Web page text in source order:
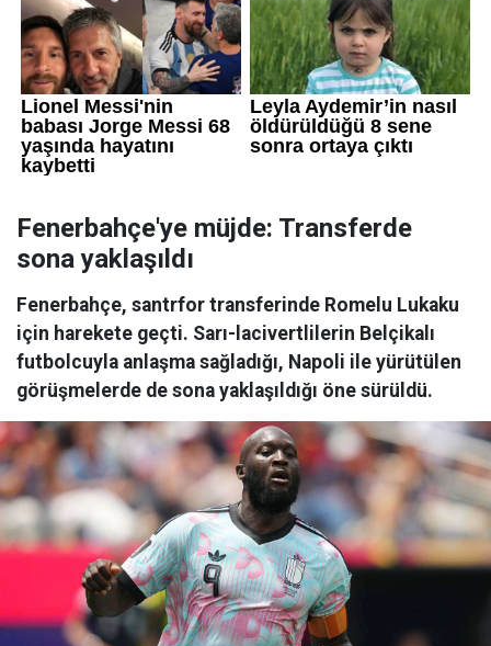
Fenerbahçe'ye müjde: Transferde
sona yaklaşıldı
Fenerbahçe, santrfor transferinde Romelu Lukaku
için harekete geçti. Sarı-lacivertlilerin Belçikalı
futbolcuyla anlaşma sağladığı, Napoli ile yürütülen
görüşmelerde de sona yaklaşıldığı öne sürüldü.